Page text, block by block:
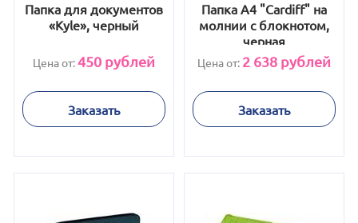
Папка для документов
«Kyle», черный
Цена от:450рублей
Заказать
Папка А4 "Cardiff" на
молнии с блокнотом,
черная
Цена от: 2 638 рублей
Заказать